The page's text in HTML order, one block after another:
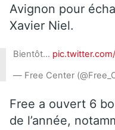
Avignon pour
Xavier Niel.
Bientôt…
— Free Center
Free a ouvert 6
de l’année,